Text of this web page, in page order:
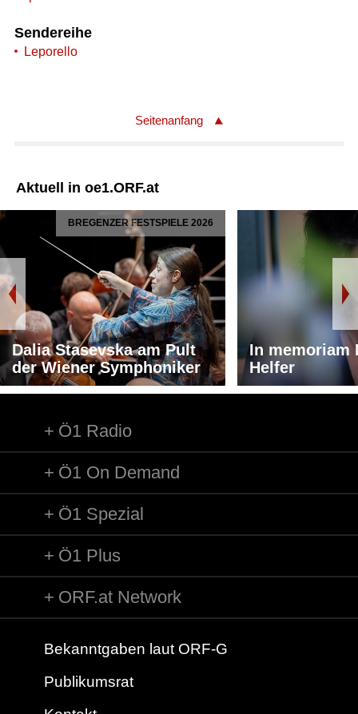
Sendereihe
Leporello
Seitenanfang
Aktuell in oe1.ORF.at
BREGENZER FESTSPIELE 2026
Dalia Stasevska am Pult
der Wiener Symphoniker
In memoriam
Helfer
Ö1 Radio
Ö1 On Demand
Ö1 Spezial
Ö1 Plus
ORF.at Network
Bekanntgaben laut ORF-G
Publikumsrat